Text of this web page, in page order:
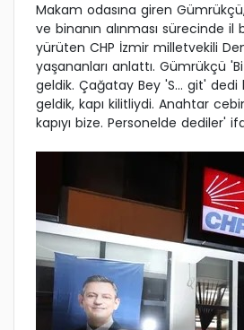
Makam odasına giren
ve binanın alınması sürecinde il
yürüten CHP İzmir milletvekili
yaşananları anlattı. Gümrükçü
geldik. Çağatay Bey 'S… git' dedi
geldik, kapı kilitliydi. Anahtar
kapıyı bize. Personelde dediler'